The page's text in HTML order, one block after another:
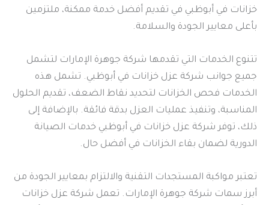
خزانات في أبوظبي في تقديم أفضل خدمة ممكنة، ملتزمين
بأعلى معايير الجودة والسلامة.
تتنوع الخدمات التي تقدمها شركة جوهرة الإمارات لتشمل
جميع جوانب شركة عزل خزانات في أبوظبي. تشمل هذه
الخدمات فحص الخزانات لتحديد نقاط الضعف، تقديم الحلول
المناسبة، وتنفيذ عمليات العزل بدقة فائقة. بالإضافة إلى
ذلك، توفر شركة عزل خزانات في أبوظبي خدمات الصيانة
الدورية لضمان بقاء الخزانات في أفضل حال.
تعتبر مواكبة المستجدات التقنية والالتزام بمعايير الجودة من
أبرز سمات شركة جوهرة الإمارات. تعمل شركة عزل خزانات